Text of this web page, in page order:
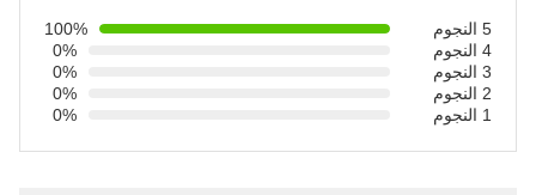
5 النجوم
100%
4 النجوم
0%
0%
0%
0%